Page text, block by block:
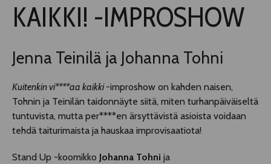
KAIKKI! -IMPROSHOW
Jenna Teinilä ja Johanna Tohni
Kuitenkin vi****aa kaikki-improshow on kahden naisen,
Tohnin ja Teinilän taidonnäyte siitä, miten turhanpäiväiseltä
tuntuvista, mutta per****en ärsyttävistä asioista voidaan
tehdä taiturimaista ja hauskaa improvisaatiota!
Stand Up -koomikko Johanna Tohni ja